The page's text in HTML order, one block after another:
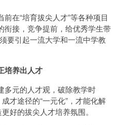
在“培育拔尖人才”等各种项目
衔接，竞争提前，给优秀学生带
要引起一流大学和一流中学教
培养出人才
多元的人才观，破除教学时
才途径的“一元化”，才能化解
好的拔尖人才培养氛围。